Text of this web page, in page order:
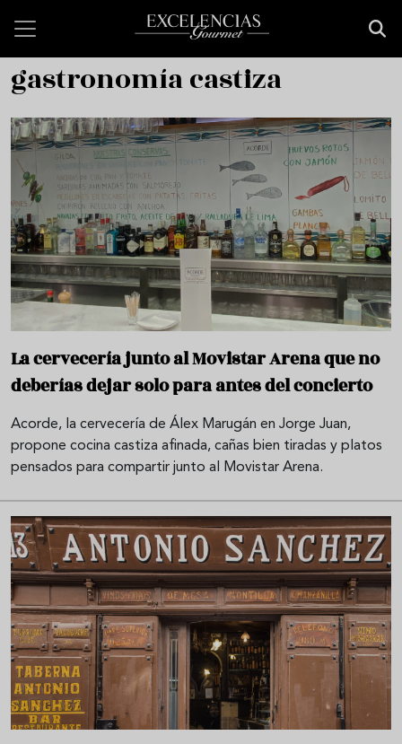
gastronomía castiza
La cervecería junto al Movistar Arena que no
deberías dejar solo para antes del concierto
Acorde, la cervecería de Álex Marugán en Jorge Juan,
propone cocina castiza afinada, cañas bien tiradas y platos
pensados para compartir junto al Movistar Arena.